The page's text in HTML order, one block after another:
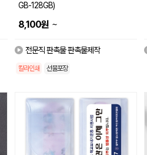
GB-128GB)
8,100원 ~
전문직 판촉물 판촉물제작
칼라인쇄 선물포장